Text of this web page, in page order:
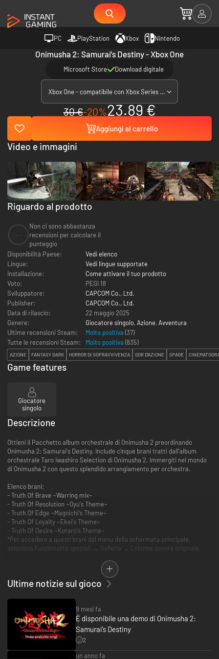
PC PlayStation Xbox Nintendo
Onimusha 2: Samurai's Destiny - Xbox One
Microsoft Store Download digitale
Xbox One - compatibile con Xbox Series X|S
30 €-20%23.89 €
Aggiungi al carrello
Riguardo al prodotto
Non ci sono abbastanza
recensioni per calcolare il
punteggio
Disponibilità Paese:
Vedi elenco
Lingue:
Vedi lingue supportate
Installazione:
Come attivare il tuo prodotto
Voto:
PEGI 18
Sviluppatore:
CAPCOM Co., Ltd.
Publisher:
CAPCOM Co., Ltd.
Data di rilascio:
22 maggio 2025
Genere:
Giocatore singolo, Azione, Avventura
Ultime recensioni Steam:
Molto positiva (37)
Tutte le recensioni Steam:
Molto positiva (835)
AZIONE FANTASY DARK HORROR DI SOPRAVVIVENZA GDR D'AZIONE SPADE
Video e immagini
Game features
Giocatore
singolo
Descrizione
Ottieni il Pacchetto album orchestrale di Onimusha 2 preordinando
Onimusha 2: Samurai's Destiny. Include cinque brani tratti dall'album
orchestrale Taro Iwashiro Selection di Onimusha 2. Immergiti nel mondo
di Onimusha 2 con questo splendido arrangiamento per orchestra.
Elenco brani:
- Truth Of Brave ~Warring mix~
- Truth Of Resolution ~Oyu's Theme~
- Truth Of Edge ~Magoichi's Theme~
- Truth Of Loyalty ~Ekei's Theme~
- Truth Of Desire ~Kotaro's Theme~
*Per accedere a questi brani dal menu della schermata principale,
seleziona Funzionalità speciali → Galleria → Colonna sonora originale.
Riceverai inoltre questo pacchetto di oggetti da usare durante il gioco:
- Medicina x2
- Liquido magico speciale x2
- Medicina perfetta x1
- Talismano x1
- Anima rossa x10.000
I contenuti appariranno dopo aver incontrato Takajo nelle prime fasi del
gioco. Se hai già incontrato Takajo, i contenuti appariranno selezionando
Ultime notizie sul gioco
9 mesi fa
È disponibile una demo di Onimusha 2:
Samurai’s Destiny
2
un anno fa